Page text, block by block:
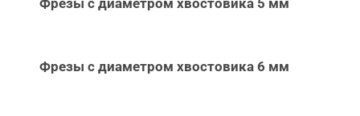
Фрезы с диаметром хвостовика 5 мм
Фрезы с диаметром хвостовика 6 мм